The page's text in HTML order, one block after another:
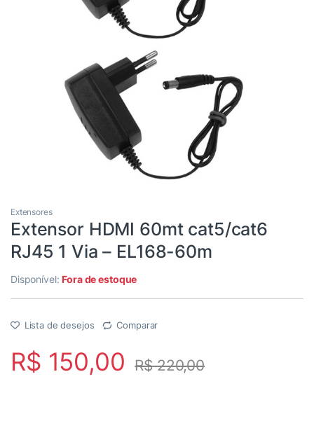
Extensores
Extensor HDMI 60mt cat5/cat6
RJ45 1 Via – EL168-60m
Disponível: Fora de estoque
Lista de desejos Comparar
R$ 150,00 R$220,00